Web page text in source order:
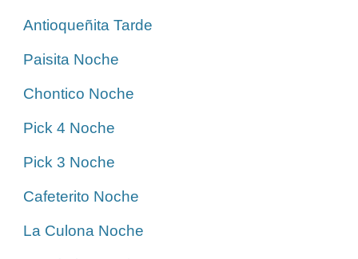
Antioqueñita Tarde
Paisita Noche
Chontico Noche
Pick 4 Noche
Pick 3 Noche
Cafeterito Noche
La Culona Noche